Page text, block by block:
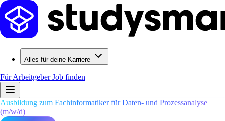
Alles für deine Karriere
Für ArbeitgeberJob finden
Ausbildung zum Fachinformatiker für Daten- und Prozessanalyse
(m/w/d)